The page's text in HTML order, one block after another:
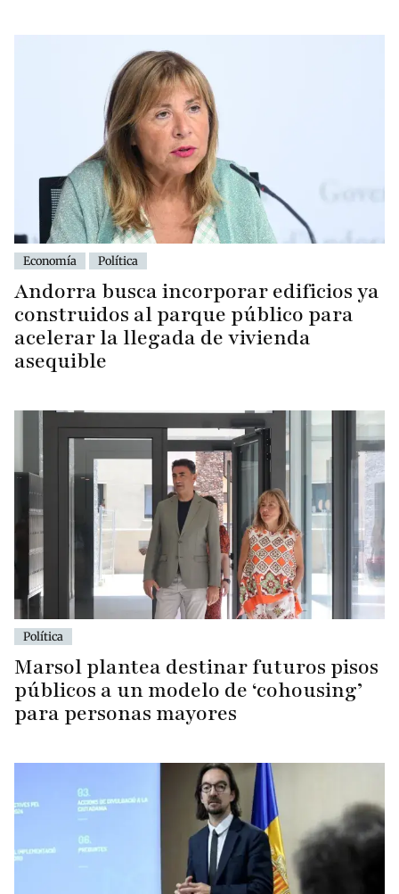
Economía Política
Andorra busca incorporar edificios ya
construidos al parque público para
acelerar la llegada de vivienda
asequible
Política
Marsol plantea destinar futuros pisos
públicos a un modelo de ‘cohousing’
para personas mayores